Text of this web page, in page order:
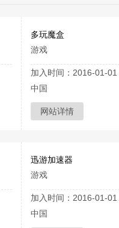
多玩魔盒
游戏
加入时间：2016-01-01
中国
网站详情
迅游加速器
游戏
加入时间：2016-01-01
中国